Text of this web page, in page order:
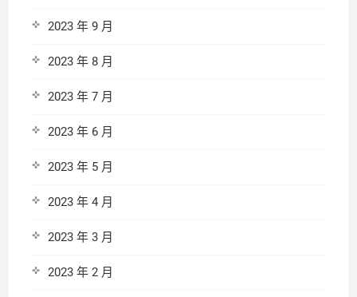
2023 年 9 月
2023 年 8 月
2023 年 7 月
2023 年 6 月
2023 年 5 月
2023 年 4 月
2023 年 3 月
2023 年 2 月